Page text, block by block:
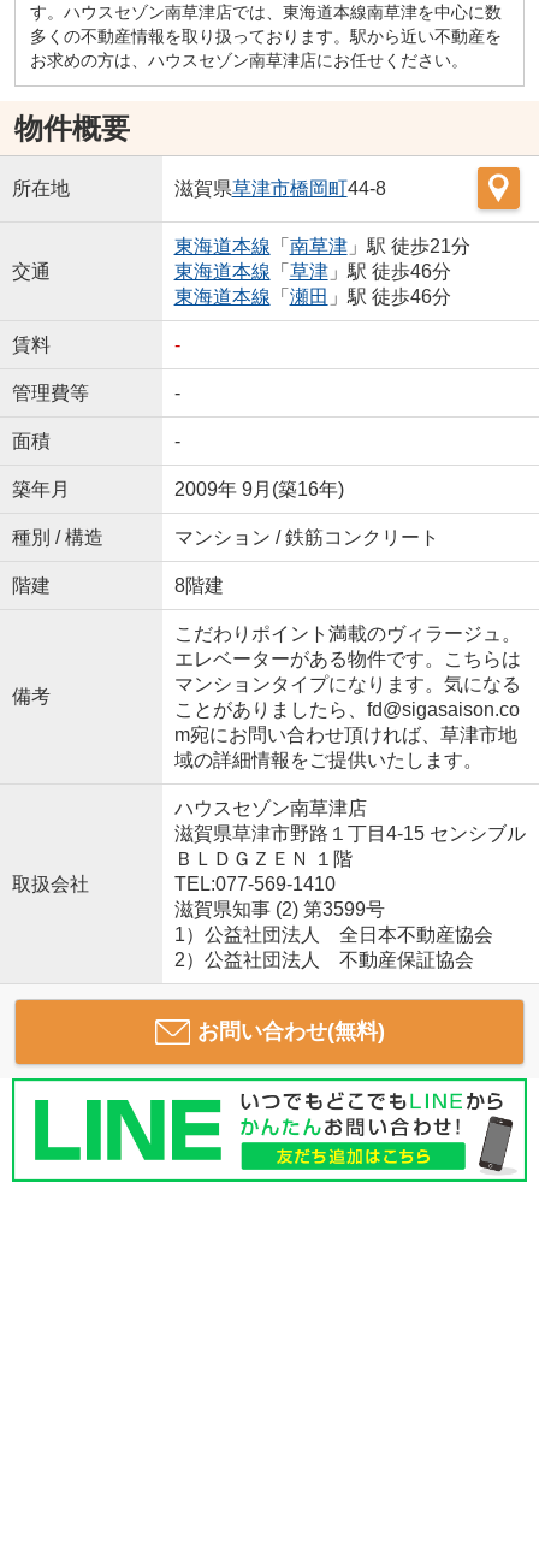
す。ハウスセゾン南草津店では、東海道本線南草津を中心に数
多くの不動産情報を取り扱っております。駅から近い不動産を
お求めの方は、ハウスセゾン南草津店にお任せください。
物件概要
所在地 滋賀県草津市橋岡町44-8
交通
東海道本線 「 南草津」駅 徒歩21分
東海道本線 「 草津」駅 徒歩46分
東海道本線 「 瀬田 」駅 徒歩46分
賃料 -
管理費等 -
面積 -
築年月 2009年 9月(築16年)
種別 / 構造 マンション / 鉄筋コンクリート
階建 8階建
備考
こだわりポイント満載のヴィラージュ。
エレベーターがある物件です。こちらは
マンションタイプになります。気になる
ことがありましたら、fd@sigasaison.co
m宛にお問い合わせ頂ければ、草津市地
域の詳細情報をご提供いたします。
取扱会社
ハウスセゾン南草津店
滋賀県草津市野路１丁目4-15 センシブル
ＢＬＤＧＺＥＮ １階
TEL:077-569-1410
滋賀県知事 (2) 第3599号
1）公益社団法人 全日本不動産協会
2）公益社団法人 不動産保証協会
お問い合わせ(無料)